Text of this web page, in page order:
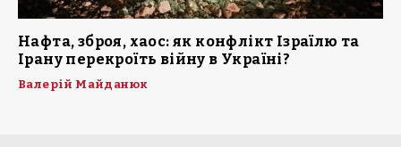
Нафта, зброя, хаос: як конфлікт Ізраїлю та
Ірану перекроїть війну в Україні?
Валерій Майданюк